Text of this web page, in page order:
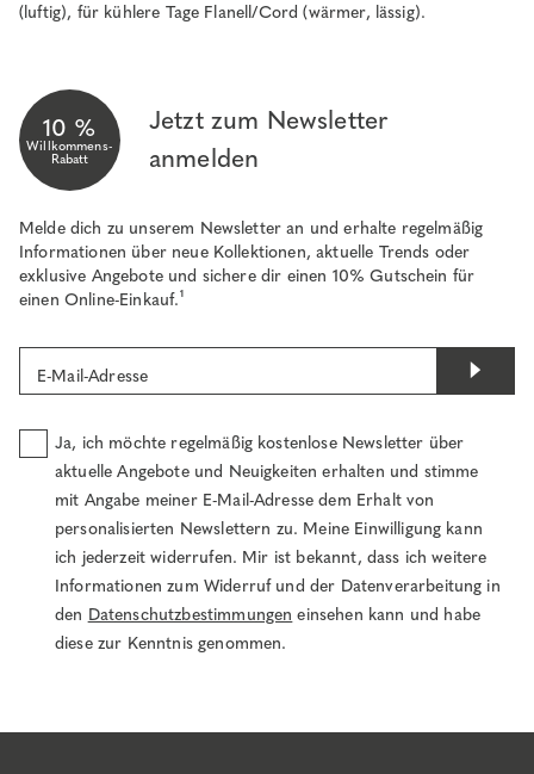
(luftig), für kühlere Tage Flanell/Cord (wärmer, lässig).
10 %
Willkommens-
Rabatt
Jetzt zum Newsletter
anmelden
Melde dich zu unserem Newsletter an und erhalte regelmäßig
Informationen über neue Kollektionen, aktuelle Trends oder
exklusive Angebote und sichere dir einen 10% Gutschein für
einen Online-Einkauf.¹
E-Mail-Adresse
Ja, ich möchte regelmäßig kostenlose Newsletter über
aktuelle Angebote und Neuigkeiten erhalten und stimme
mit Angabe meiner E-Mail-Adresse dem Erhalt von
personalisierten Newslettern zu. Meine Einwilligung kann
ich jederzeit widerrufen. Mir ist bekannt, dass ich weitere
Informationen zum Widerruf und der Datenverarbeitung in
den Datenschutzbestimmungen einsehen kann und habe
diese zur Kenntnis genommen.